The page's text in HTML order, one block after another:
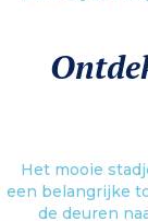
Het mooie
een belangrijke
de deuren